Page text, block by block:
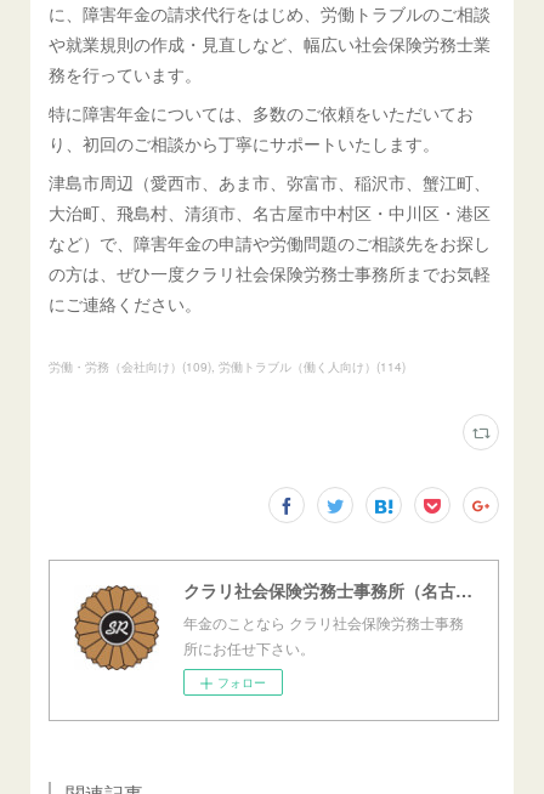
に、障害年金の請求代行をはじめ、労働トラブルのご相談
や就業規則の作成・見直しなど、幅広い社会保険労務士業
務を行っています。
特に障害年金については、多数のご依頼をいただいてお
り、初回のご相談から丁寧にサポートいたします。
津島市周辺（愛西市、あま市、弥富市、稲沢市、蟹江町、
大治町、飛島村、清須市、名古屋市中村区・中川区・港区
など）で、障害年金の申請や労働問題のご相談先をお探し
の方は、ぜひ一度クラリ社会保険労務士事務所までお気軽
にご連絡ください。
労働・労務（会社向け） (109) 労働トラブル（働く人向け） (114)
クラリ社会保険労務士事務所（名古屋西障害年金センター）
年金のことなら クラリ社会保険労務士事務
所にお任せ下さい。
フォロー